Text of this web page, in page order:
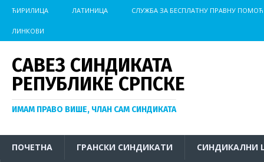
ЋИРИЛИЦА ЛАТИНИЦА СЛУЖБА ЗА БЕСПЛАТНУ ПРАВНУ ПОМОЋ
ЛИНКОВИ
САВЕЗ СИНДИКАТА
РЕПУБЛИКЕ СРПСКЕ
ИМАМ ПРАВО ВИШЕ, ЧЛАН САМ СИНДИКАТА
ПОЧЕТНА ГРАНСКИ СИНДИКАТИ СИНДИКАЛНИ